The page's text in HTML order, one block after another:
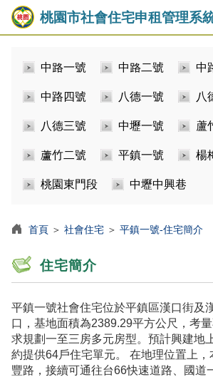
桃園市社會住宅申租管理系
中路一號 中路二號 中
中路四號 八德一號 八
八德三號 中壢一號 蘆
蘆竹二號 平鎮一號 楊
桃園東門段 中壢中興巷
首頁 ＞ 社會住宅 ＞ 平鎮一號-住宅簡介
住宅簡介
平鎮一號社會住宅位於平鎮區漢口街及
口，基地面積為2389.29平方公尺，考
求規劃一至三房多元房型。預計興建地
約提供64戶住宅單元。 在地理位置上，
豐路，接續可通往台66快速道路、國道